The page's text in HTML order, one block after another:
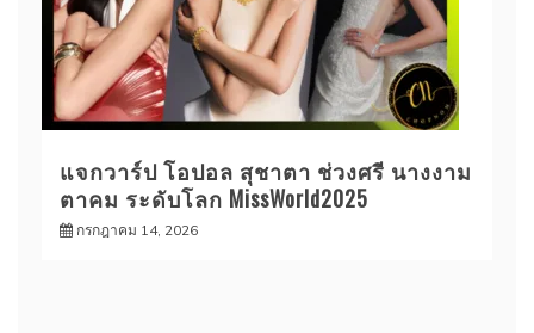
แจกวาร์ป โอปอล สุชาตา ช่วงศรี นางงาม
ตาคม ระดับโลก MissWorld2025
กรกฎาคม 14, 2026